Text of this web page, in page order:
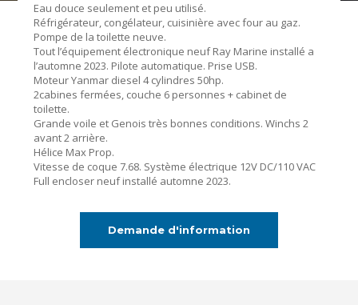
Eau douce seulement et peu utilisé.
Réfrigérateur, congélateur, cuisinière avec four au gaz.
Pompe de la toilette neuve.
Tout l’équipement électronique neuf Ray Marine installé a
l’automne 2023. Pilote automatique. Prise USB.
Moteur Yanmar diesel 4 cylindres 50hp.
2cabines fermées, couche 6 personnes + cabinet de
toilette.
Grande voile et Genois très bonnes conditions. Winchs 2
avant 2 arrière.
Hélice Max Prop.
Vitesse de coque 7.68. Système électrique 12V DC/110 VAC
Full encloser neuf installé automne 2023.
Demande d'information